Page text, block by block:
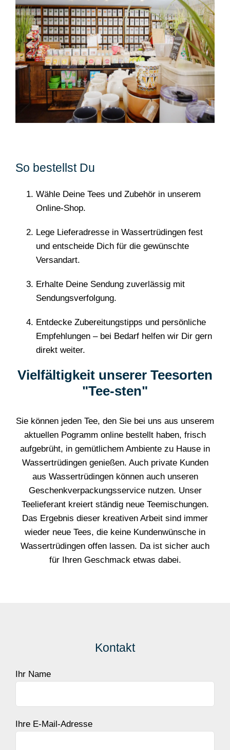
So bestellst Du
Wähle Deine Tees und Zubehör in unserem
Online-Shop.
Lege Lieferadresse in Wassertrüdingen fest
und entscheide Dich für die gewünschte
Versandart.
Erhalte Deine Sendung zuverlässig mit
Sendungsverfolgung.
Entdecke Zubereitungstipps und persönliche
Empfehlungen – bei Bedarf helfen wir Dir gern
direkt weiter.
Vielfältigkeit unserer Teesorten
"Tee-sten"
Sie können jeden Tee, den Sie bei uns aus unserem
aktuellen Pogramm online bestellt haben, frisch
aufgebrüht, in gemütlichem Ambiente zu Hause in
Wassertrüdingen genießen. Auch private Kunden
aus Wassertrüdingen können auch unseren
Geschenkverpackungsservice nutzen. Unser
Teelieferant kreiert ständig neue Teemischungen.
Das Ergebnis dieser kreativen Arbeit sind immer
wieder neue Tees, die keine Kundenwünsche in
Wassertrüdingen offen lassen. Da ist sicher auch
für Ihren Geschmack etwas dabei.
Kontakt
Ihr Name
Ihre E-Mail-Adresse